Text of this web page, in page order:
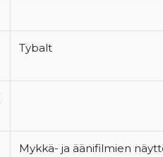
Tybalt
Mykkä- ja äänifilmien